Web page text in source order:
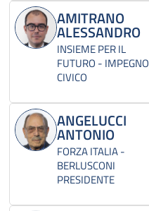
AMITRANO
ALESSANDRO
INSIEME PER IL
FUTURO - IMPEGNO
CIVICO
ANGELUCCI
ANTONIO
FORZA ITALIA -
BERLUSCONI
PRESIDENTE